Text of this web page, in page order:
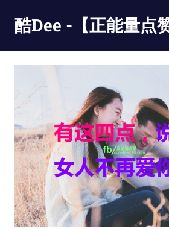
content
酷Dee -【正能量点赞
更
酷